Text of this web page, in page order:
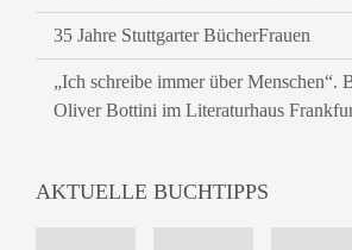
35 Jahre Stuttgarter BücherFrauen
„Ich schreibe immer über Menschen“.
Oliver Bottini im Literaturhaus
AKTUELLE BUCHTIPPS